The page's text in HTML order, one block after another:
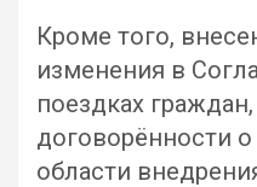
Кроме того,
изменения в
поездках
договорённости
области